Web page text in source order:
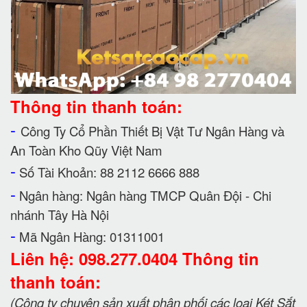
Thông tin thanh toán:
- Công Ty Cổ Phần Thiết Bị Vật Tư Ngân Hàng và
An Toàn Kho Qũy Việt Nam
- Số Tài Khoản: 88 2112 6666 888
- Ngân hàng: Ngân hàng TMCP Quân Đội - Chi
nhánh Tây Hà Nội
- Mã Ngân Hàng: 01311001
Liên hệ: 098.277.0404 Thông tin
thanh toán:
(Công ty chuyên sản xuất phân phối các loại Két Sắt